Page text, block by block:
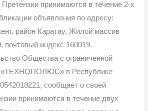
принимаются в течение 2-х
объявления по адресу:
район Каратау, Жилой массив
почтовый индекс 160019.
Общества с ограниченной
«ТЕХНОПОЛЮС» в Республике
сообщает о своей
принимаются в течение двух